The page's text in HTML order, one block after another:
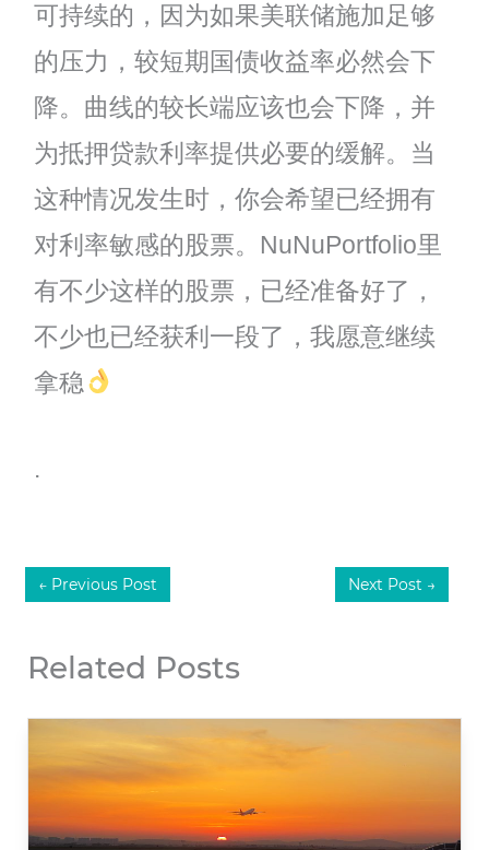
可持续的，因为如果美联储施加足够
的压力，较短期国债收益率必然会下
降。曲线的较长端应该也会下降，并
为抵押贷款利率提供必要的缓解。当
这种情况发生时，你会希望已经拥有
对利率敏感的股票。NuNuPortfolio里
有不少这样的股票，已经准备好了，
不少也已经获利一段了，我愿意继续
拿稳
.
← Previous Post Next Post →
Related Posts